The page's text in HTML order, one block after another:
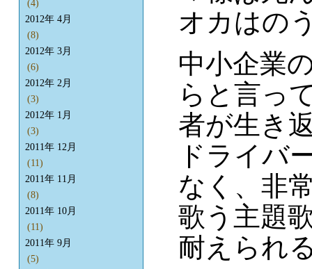
オカはの
中小企業
らと言っ
者が生き
ドライバ
なく、非
歌う主題
耐えられ
(4)
2012年 4月
(8)
2012年 3月
(6)
2012年 2月
(3)
2012年 1月
(3)
2011年 12月
(11)
2011年 11月
(8)
2011年 10月
(11)
2011年 9月
(5)